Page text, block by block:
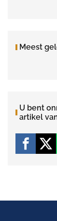
Meest
U bent
artikel